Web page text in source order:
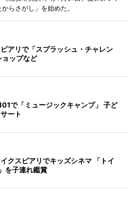
らさがし」を始めた。
アリで「スプラッシュ・チャレン
ョップなど
で「ミュージックキャンプ」 子ど
ート
クスピアリでキッズシネマ 「トイ
を子連れ鑑賞